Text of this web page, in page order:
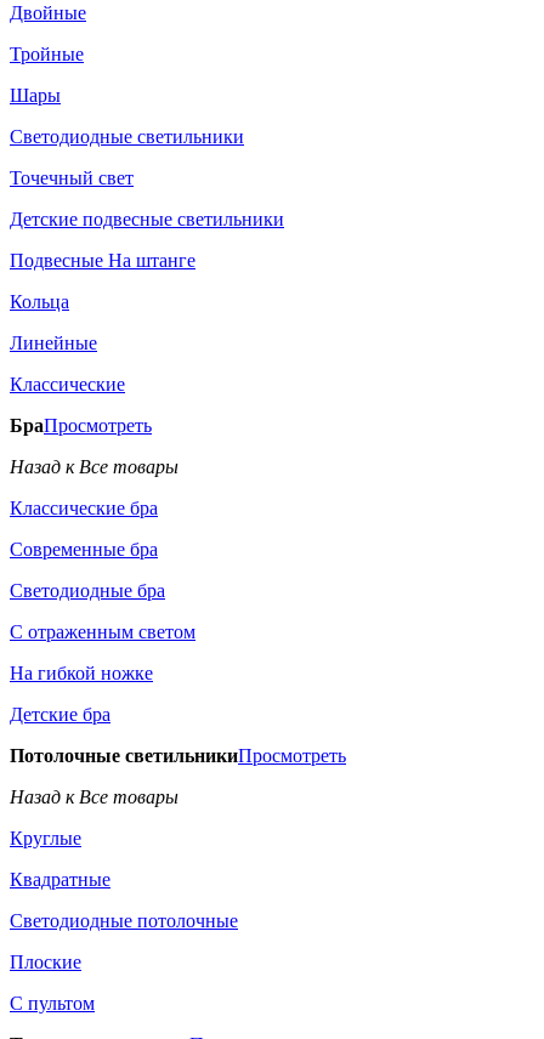
Двойные
Тройные
Шары
Светодиодные светильники
Точечный свет
Детские подвесные светильники
Подвесные На штанге
Кольца
Линейные
Классические
БраПросмотреть
Назад к Все товары
Классические бра
Современные бра
Светодиодные бра
С отраженным светом
На гибкой ножке
Детские бра
Потолочные светильникиПросмотреть
Назад к Все товары
Круглые
Квадратные
Светодиодные потолочные
Плоские
С пультом